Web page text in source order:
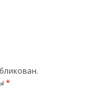
*